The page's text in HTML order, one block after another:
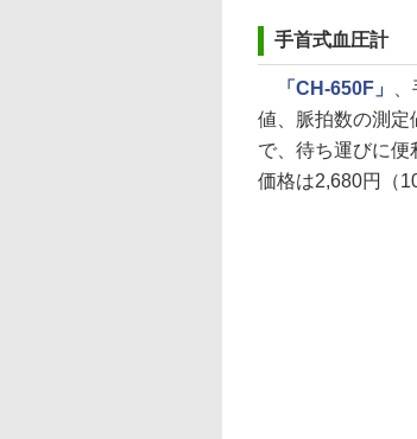
手首式血圧計
「CH-650F」
値、脈拍数の測定
で、待ち運びに
価格は2,680円（